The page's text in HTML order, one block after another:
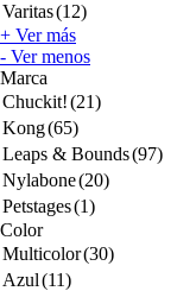
Varitas(12)
+ Ver más
- Ver menos
Marca
Chuckit!(21)
Kong(65)
Leaps & Bounds(97)
Nylabone(20)
Petstages(1)
Color
Multicolor(30)
Azul(11)